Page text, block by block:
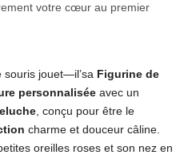
votre cœur au premier
jouet—il’sa
Figurine de
personnalisée avec un
​, conçu pour être le
​ charme et douceur câline.
oreilles roses et son nez en